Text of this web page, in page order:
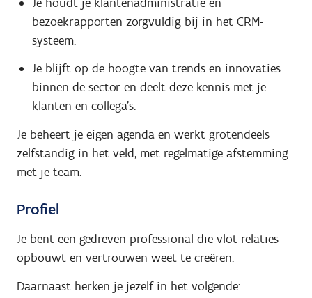
bezoekrapporten zorgvuldig bij in het CRM-
systeem.
Je blijft op de hoogte van trends en innovaties
binnen de sector en deelt deze kennis met je
klanten en collega’s.
Je beheert je eigen agenda en werkt grotendeels
zelfstandig in het veld, met regelmatige afstemming
met je team.
Profiel
Je bent een gedreven professional die vlot relaties
opbouwt en vertrouwen weet te creëren.
Daarnaast herken je jezelf in het volgende: